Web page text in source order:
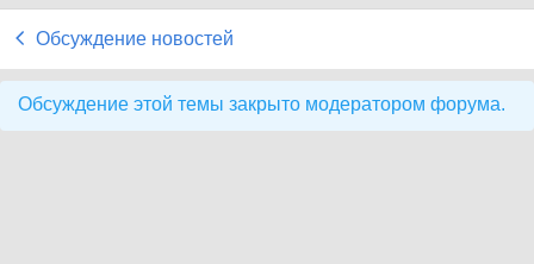
Обсуждение новостей
Обсуждение этой темы закрыто модератором форума.